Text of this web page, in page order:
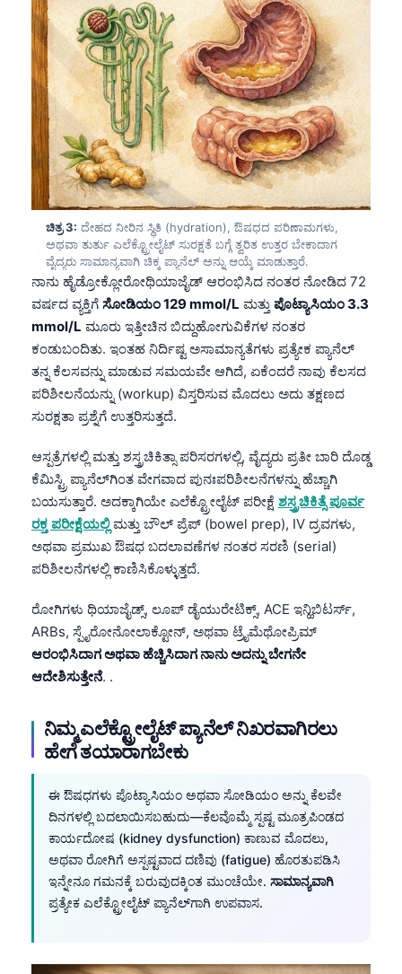
ಚಿತ್ರ 3: ದೇಹದ ನೀರಿನ ಸ್ಥಿತಿ (hydration), ಔಷಧದ ಪರಿಣಾಮಗಳು,
ಅಥವಾ ತುರ್ತು ಎಲೆಕ್ಟ್ರೋಲೈಟ್ ಸುರಕ್ಷತೆ ಬಗ್ಗೆ ತ್ವರಿತ ಉತ್ತರ ಬೇಕಾದಾಗ
ವೈದ್ಯರು ಸಾಮಾನ್ಯವಾಗಿ ಚಿಕ್ಕ ಪ್ಯಾನೆಲ್ ಅನ್ನು ಆಯ್ಕೆ ಮಾಡುತ್ತಾರೆ.
ನಾನು ಹೈಡ್ರೋಕ್ಲೋರೋಥಿಯಾಜೈಡ್ ಆರಂಭಿಸಿದ ನಂತರ ನೋಡಿದ 72
ವರ್ಷದ ವ್ಯಕ್ತಿಗೆ ಸೋಡಿಯಂ 129 mmol/L ಮತ್ತು ಪೊಟ್ಯಾಸಿಯಂ 3.3
mmol/L ಮೂರು ಇತ್ತೀಚಿನ ಬಿದ್ದುಹೋಗುವಿಕೆಗಳ ನಂತರ
ಕಂಡುಬಂದಿತು. ಇಂತಹ ನಿರ್ದಿಷ್ಟ ಅಸಾಮಾನ್ಯತೆಗಳು ಪ್ರತ್ಯೇಕ ಪ್ಯಾನೆಲ್
ತನ್ನ ಕೆಲಸವನ್ನು ಮಾಡುವ ಸಮಯವೇ ಆಗಿದೆ, ಏಕೆಂದರೆ ನಾವು ಕೆಲಸದ
ಪರಿಶೀಲನೆಯನ್ನು (workup) ವಿಸ್ತರಿಸುವ ಮೊದಲು ಅದು ತಕ್ಷಣದ
ಸುರಕ್ಷತಾ ಪ್ರಶ್ನೆಗೆ ಉತ್ತರಿಸುತ್ತದೆ.
ಆಸ್ಪತ್ರೆಗಳಲ್ಲಿ ಮತ್ತು ಶಸ್ತ್ರಚಿಕಿತ್ಸಾ ಪರಿಸರಗಳಲ್ಲಿ, ವೈದ್ಯರು ಪ್ರತೀ ಬಾರಿ ದೊಡ್ಡ
ಕೆಮಿಸ್ಟ್ರಿ ಪ್ಯಾನೆಲ್‌ಗಿಂತ ವೇಗವಾದ ಪುನಃಪರಿಶೀಲನೆಗಳನ್ನು ಹೆಚ್ಚಾಗಿ
ಬಯಸುತ್ತಾರೆ. ಅದಕ್ಕಾಗಿಯೇ ಎಲೆಕ್ಟ್ರೋಲೈಟ್ ಪರೀಕ್ಷೆ ಶಸ್ತ್ರಚಿಕಿತ್ಸೆ ಪೂರ್ವ
ರಕ್ತ ಪರೀಕ್ಷೆಯಲ್ಲಿಮತ್ತು ಬೌಲ್ ಪ್ರೆಪ್ (bowel prep), IV ದ್ರವಗಳು,
ಅಥವಾ ಪ್ರಮುಖ ಔಷಧ ಬದಲಾವಣೆಗಳ ನಂತರ ಸರಣಿ (serial)
ಪರಿಶೀಲನೆಗಳಲ್ಲಿ ಕಾಣಿಸಿಕೊಳ್ಳುತ್ತದೆ.
ರೋಗಿಗಳು ಥಿಯಾಜೈಡ್ಸ್, ಲೂಪ್ ಡೈಯುರೇಟಿಕ್ಸ್, ACE ಇನ್ಹಿಬಿಟರ್ಸ್,
ARBs, ಸ್ಪೈರೋನೋಲಾಕ್ಟೋನ್, ಅಥವಾ ಟ್ರೈಮೆಥೋಪ್ರಿಮ್
ಆರಂಭಿಸಿದಾಗ ಅಥವಾ ಹೆಚ್ಚಿಸಿದಾಗ ನಾನು ಅದನ್ನು ಬೇಗನೇ
ಆದೇಶಿಸುತ್ತೇನೆ. .
ನಿಮ್ಮ ಎಲೆಕ್ಟ್ರೋಲೈಟ್ ಪ್ಯಾನೆಲ್ ನಿಖರವಾಗಿರಲು
ಹೇಗೆ ತಯಾರಾಗಬೇಕು
ಈ ಔಷಧಗಳು ಪೊಟ್ಯಾಸಿಯಂ ಅಥವಾ ಸೋಡಿಯಂ ಅನ್ನು ಕೆಲವೇ
ದಿನಗಳಲ್ಲಿ ಬದಲಾಯಿಸಬಹುದು—ಕೆಲವೊಮ್ಮೆ ಸ್ಪಷ್ಟ ಮೂತ್ರಪಿಂಡದ
ಕಾರ್ಯದೋಷ (kidney dysfunction) ಕಾಣುವ ಮೊದಲು,
ಅಥವಾ ರೋಗಿಗೆ ಅಸ್ಪಷ್ಟವಾದ ದಣಿವು (fatigue) ಹೊರತುಪಡಿಸಿ
ಇನ್ನೇನೂ ಗಮನಕ್ಕೆ ಬರುವುದಕ್ಕಿಂತ ಮುಂಚೆಯೇ. ಸಾಮಾನ್ಯವಾಗಿ
ಪ್ರತ್ಯೇಕ ಎಲೆಕ್ಟ್ರೋಲೈಟ್ ಪ್ಯಾನೆಲ್‌ಗಾಗಿ ಉಪವಾಸ.